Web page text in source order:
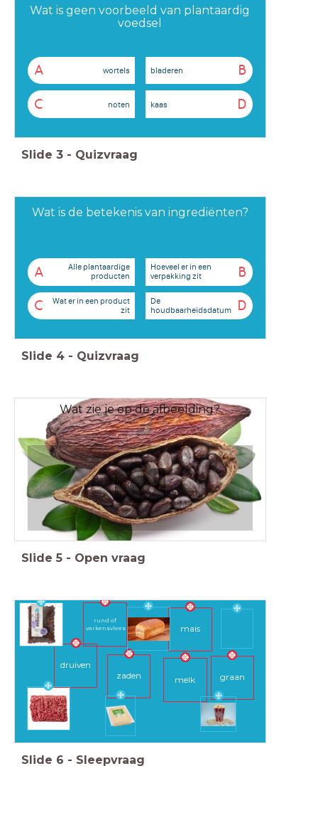
Wat is geen voorbeeld van plantaardig
voedsel
A wortels B
bladeren
C noten D
kaas
Slide 3 - Quizvraag
Wat is de betekenis van ingrediënten?
A
Alle plantaardige
producten
B
Hoeveel er in een
verpakking zit
C
Wat er in een product
zit
D
De
houdbaarheidsdatum
Slide 4 - Quizvraag
Wat zie je op de afbeelding?
Slide 5 - Open vraag
mais
rund of
varkensvlees
melk
druiven
zaden
graan
Slide 6 - Sleepvraag